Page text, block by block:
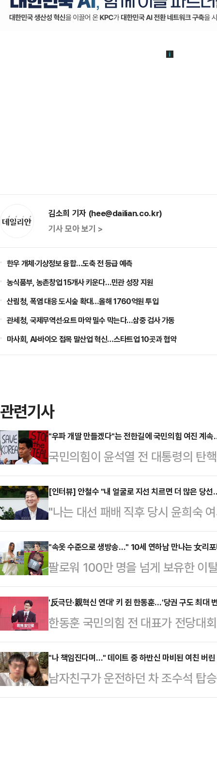
김소희 기자 (hee@dailian.co.kr)
기사 모아 보기 >
한우 개체·기상정보 융합…도축 전 등급 예측
농식품부, 농촌창업 15개사 키운다…민관 성장 지원
산림청, 폭염 대응 도시숲 확대…올해 1760억원 투입
관세청, 국제무역선·요트 마약 밀수 막는다…삼중 검사 가동
마사회, AI·바이오 접목 말산업 혁신…스타트업 10곳과 협약
관련기사
"우파 개딸 만들겠다"는 전한길에 국민의힘 여진 계
국민의힘이 윤석열 전 대통령의 탄
길 씨의 입당을 두고 '거리두기'에
필요성이 대두된 상황 속 '극우' 세
수가 될 수 있어서다. 국민의힘 당
다. 출마를 선언한 후보들은 극우·
은 인적 쇄신을 예고했다.한국사
널'에 출연해 입당한 이유에 대해 "
고 밝…
[인터뷰] 안철수 "내 얼굴로 지선 치르면 더 많은 당
"나는 대선 패배 직후 당시 윤희숙
과오'에서 어느 하나도 해당되지 않
소신파 안철수 당대표 후보에게 '반
성은 없는 지를 묻자 단호한 목소리
상계엄에 반대한, 윤 전 대통령의
대선 참패가 확실시된 상황 속에서
스러운 특검 정국 속에서도 당내에
이번 전당대회…
"속옷 수준으로 생방송…" 10세 연하남 만나는 女리
팔로워 100만 명을 넘게 보유한 이
나의 과한 노출 의상이 화제의 중
에 따르면 엘레오노라 인카르도나
스타디움에서 열린 PSG와 바이에
착용했다.공개된 사진에 따르면 인
트와 브라톱 차림(사진 왼쪽)으로
셜미디어(SNS)에 공유돼 화제를
태의 상의 차림은 과하…
'反극단·親혁신 연대' 키 쥔 한동훈…'당권 구도 최대
한동훈 국민의힘 전 대표가 전당대
당권 도전을 선언한 안철수·조경태
표의 역할이 적지 않아서다. 당 안
문수 전 대선 후보와 장동혁 의원
가능성이 있는 만큼, 한 전 대표가 '
"나 책임진다며…" 데이트 중 하반신 마비된 여친 버린
남자친구가 운전하던 차 조수석 탑
을 받은 가운데, 보살핌을 약속했던